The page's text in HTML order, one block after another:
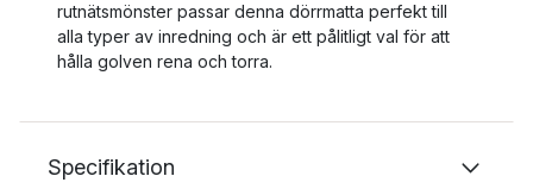
rutnätsmönster passar denna dörrmatta perfekt till
alla typer av inredning och är ett pålitligt val för att
hålla golven rena och torra.
Specifikation